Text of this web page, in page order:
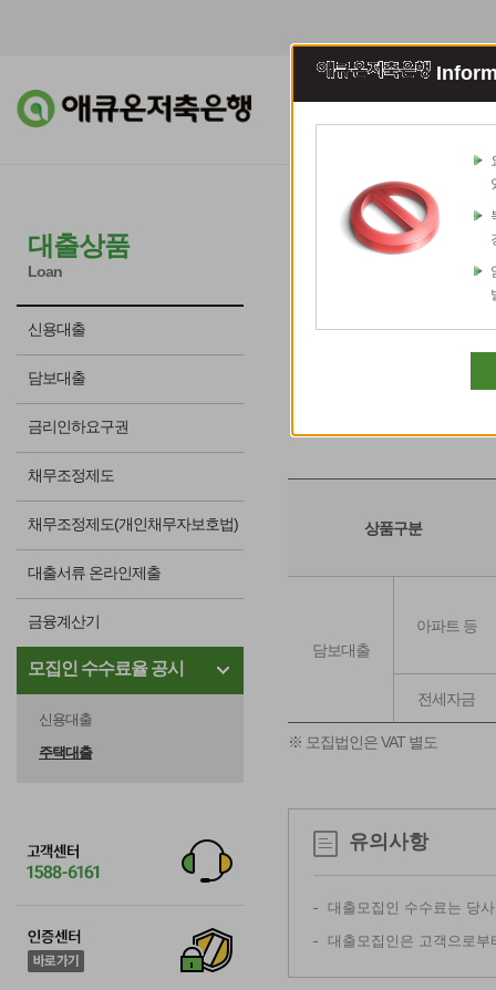
조회이체 예적
대출상품
Loan
신용대출
담보대출
금리인하요구권
채무조정제도
채무조정제도(개인채무자보호법)
대출서류 온라인제출
금융계산기
모집인 수수료율 공시
신용대출
주택대출
애큐온 주
※ 대출 모집인을 통해 대출
상품구분
담보대출
아파트 등
전세자금
※ 모집법인은 VAT 별도
유의사항
대출모집인 수수료는 당
대출모집인은 고객으로